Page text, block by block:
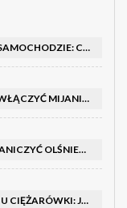
WYPOSAŻENIE NA TRUDNE WARUNKI W SAMOCHODZIE: CO MIEĆ ZIMĄ, W TRASIE I NA WYPADEK AWARII
JAK UŻYWAĆ ŚWIATEŁ WE MGLE – KIEDY WŁĄCZYĆ MIJANIA I PRZECIWMGIELNE ORAZ CZEGO NIE ROBIĆ
JAZDA POD SŁOŃCE: CO ZROBIĆ, BY OGRANICZYĆ OLŚNIENIE I POPRAWIĆ WIDOCZNOŚĆ
PODMUCH WIATRU PRZY WYPRZEDZANIU CIĘŻARÓWKI: JAK UTRZYMAĆ TOR JAZDY I OPANOWAĆ AUTO